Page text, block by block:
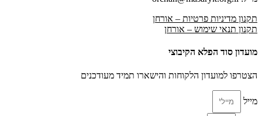
תקנון מדיניות פרטיות – אורחן
תקנון תנאי שימוש – אורחן
מועדון סוד הפלא הקיבוצי
הצטרפו למועדון הלקוחות והישארו תמיד מעודכנים
מייל